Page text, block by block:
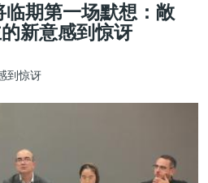
临期第一场默想：敞
新意感到惊讶
到惊讶